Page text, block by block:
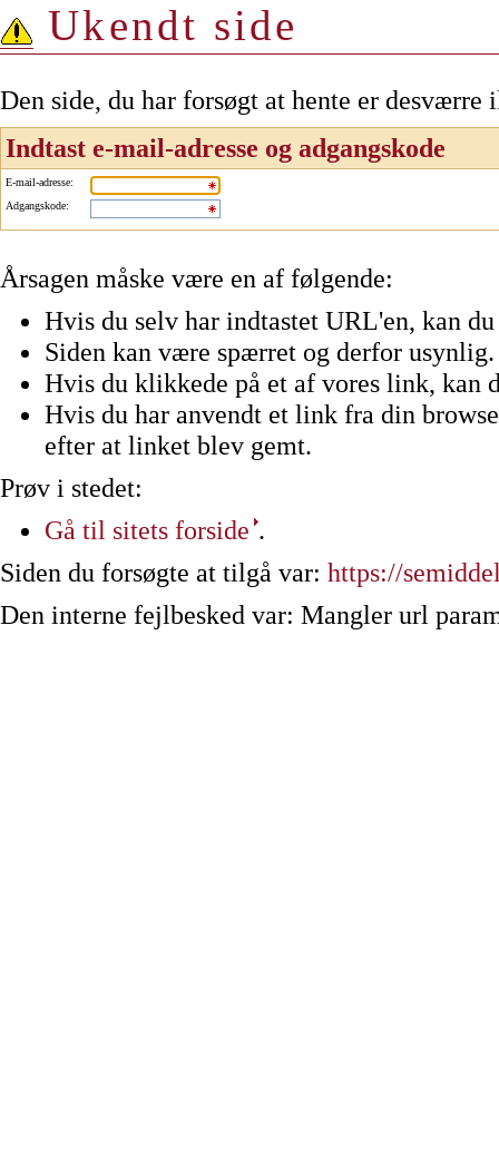
Ukendt side
Den side, du har forsøgt at hente er
Indtast e-mail-adresse og adgangskode
E-mail-adresse:
Adgangskode:
Årsagen måske være en af følgende:
Hvis du selv har indtastet URL'en, kan
Siden kan være spærret og derfor usynlig.
Hvis du klikkede på et af vores link, kan
Hvis du har anvendt et link fra din
efter at linket blev gemt.
Prøv i stedet:
Gå til sitets forside .
Siden du forsøgte at tilgå var: https://
Den interne fejlbesked var: Mangler url